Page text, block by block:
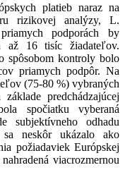
platieb naraz na
rizikovej analýzy, L.
podporách by
až 16 tisíc žiadateľov.
spôsobom kontroly bolo
priamych podpôr. Na
(75-80 %) vybraných
predchádzajúcej
spočiatku vyberaná
subjektívneho odhadu
sa neskôr ukázalo ako
požiadaviek Európskej
viacrozmernou